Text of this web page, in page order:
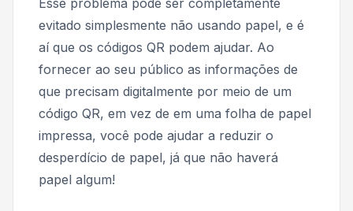
evitado simplesmente não usando papel, e é
aí que os códigos QR podem ajudar. Ao
fornecer ao seu público as informações de
que precisam digitalmente por meio de um
código QR, em vez de em uma folha de papel
impressa, você pode ajudar a reduzir o
desperdício de papel, já que não haverá
papel algum!